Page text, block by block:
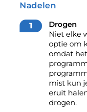
Nadelen
Drogen
Niet elke
optie om
omdat
mist kun
eruit
drogen.